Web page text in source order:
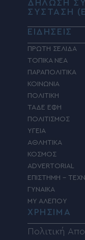
ΔΗΛΩΣΗ
ΣΥΣΤΑΣΗ
ΕΙΔΗΣΕΙΣ
ΠΡΩΤΗ ΣΕΛΙΔΑ
ΤΟΠΙΚΑ ΝΕΑ
ΠΑΡΑΠΟΛΙΤΙΚΑ
ΚΟΙΝΩΝΙΑ
ΠΟΛΙΤΙΚΗ
ΤΑΔΕ ΕΦΗ
ΠΟΛΙΤΙΣΜΟΣ
ΥΓΕΙΑ
ΑΘΛΗΤΙΚΑ
ΚΟΣΜΟΣ
ADVERTORIAL
ΕΠΙΣΤΗΜΗ –
ΓΥΝΑΙΚΑ
MY ΑΛΕΠΟΥ
ΧΡΗΣΙΜΑ
Πολιτική